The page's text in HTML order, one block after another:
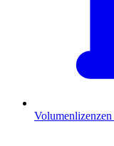
Volumenlizenzen